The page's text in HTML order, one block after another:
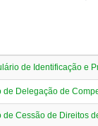
de Identificação e
de Delegação de
de Cessão de Direitos